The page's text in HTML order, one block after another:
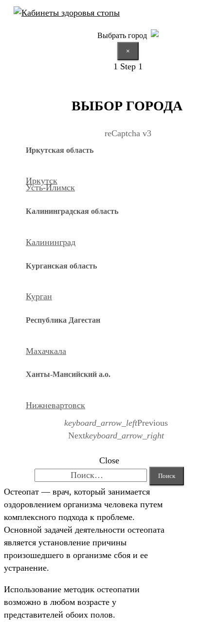
Выбрать город
×
1 Step 1
ВЫБОР ГОРОДА
reCaptcha v3
Иркутская область
Иркутск
Усть-Илимск
Калининградская область
Калининград
Курганская область
Курган
Республика Дагестан
Махачкала
Ханты-Мансийский а.о.
Нижневартовск
keyboard_arrow_leftPrevious
Nextkeyboard_arrow_right
Close
Остеопат — врач, который занимается
оздоровлением организма человека путем
комплексного подхода к проблеме.
Основной задачей деятельности остеопата
является установление причины
произошедшего в организме сбоя и ее
устранение.
Использование методик остеопатии
возможно в любом возрасте у
представителей обоих полов.